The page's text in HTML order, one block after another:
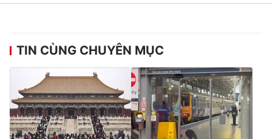
TIN CÙNG CHUYÊN MỤC